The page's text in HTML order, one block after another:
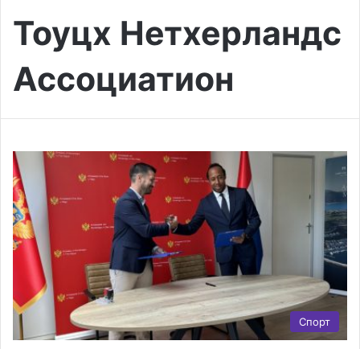
Тоуцх Нетхерландс
Ассоциатион
Спорт